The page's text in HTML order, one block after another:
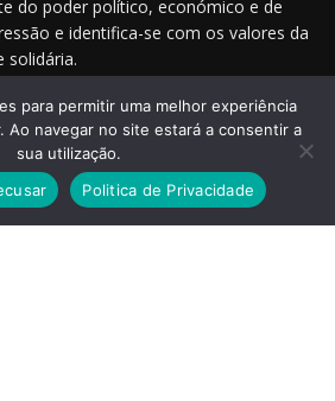
do poder político, económico e de
e identifica-se com os valores da
solidária.
encontrar nas redes sociais
para permitir uma melhor experiência
Ao navegar no site estará a consentir a
sua utilização.
Politica de Privacidade